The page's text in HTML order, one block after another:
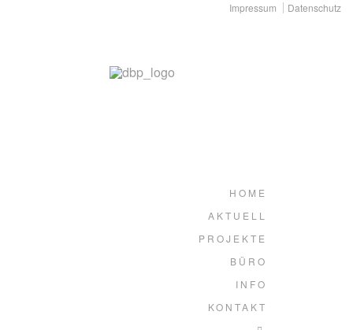
Impressum Datenschutz
HOME
AKTUELL
PROJEKTE
BÜRO
INFO
KONTAKT